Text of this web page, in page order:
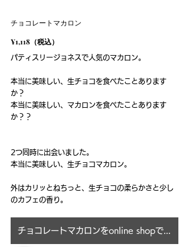
チョコレートマカロン
¥1,118（税込）
パティスリージョネスで人気のマカロン。
本当に美味しい、生チョコを食べたことあります
か？
本当に美味しい、マカロンを食べたことあります
か？？
2つ同時に出会いました。
本当に美味しい、生チョコマカロン。
外はカリッとねちっと、生チョコの柔らかさと少し
のカフェの香り。